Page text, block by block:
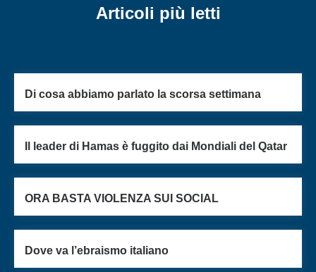
Articoli più letti
Di cosa abbiamo parlato la scorsa settimana
Il leader di Hamas è fuggito dai Mondiali del Qatar
ORA BASTA VIOLENZA SUI SOCIAL
Dove va l’ebraismo italiano